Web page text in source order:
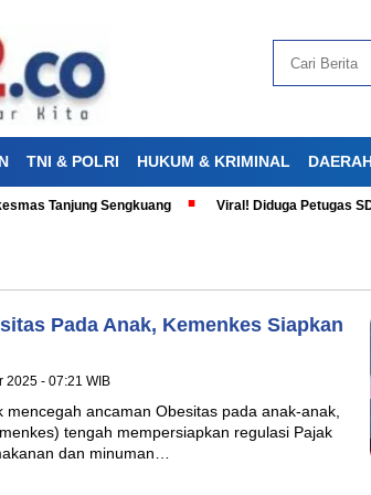
TNI & POLRI HUKUM & KRIMINAL
Tanjung Sengkuang Viral! Diduga Petugas
Pada Anak, Kemenkes Siapkan
2025 - 07:21 WIB
mencegah ancaman Obesitas pada anak-anak,
tengah mempersiapkan regulasi Pajak
dan minuman…